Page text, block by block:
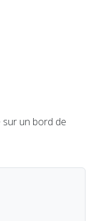
sur un bord de